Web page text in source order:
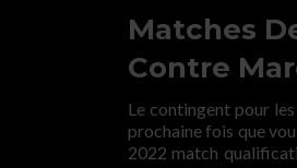
Matches
Contre
Le contingent pour
prochaine fois que
2022 match